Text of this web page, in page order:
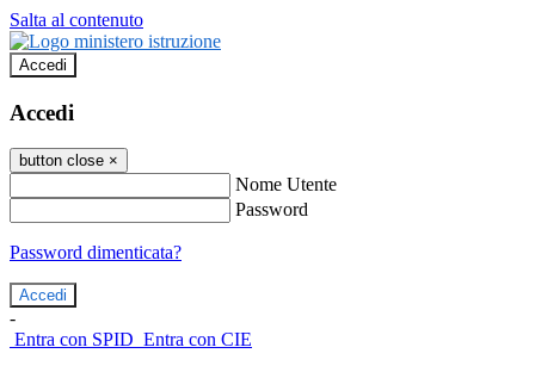
Salta al contenuto
Accedi
Accedi
button close ×
Nome Utente
Password
Password dimenticata?
-
Entra con SPID Entra con CIE